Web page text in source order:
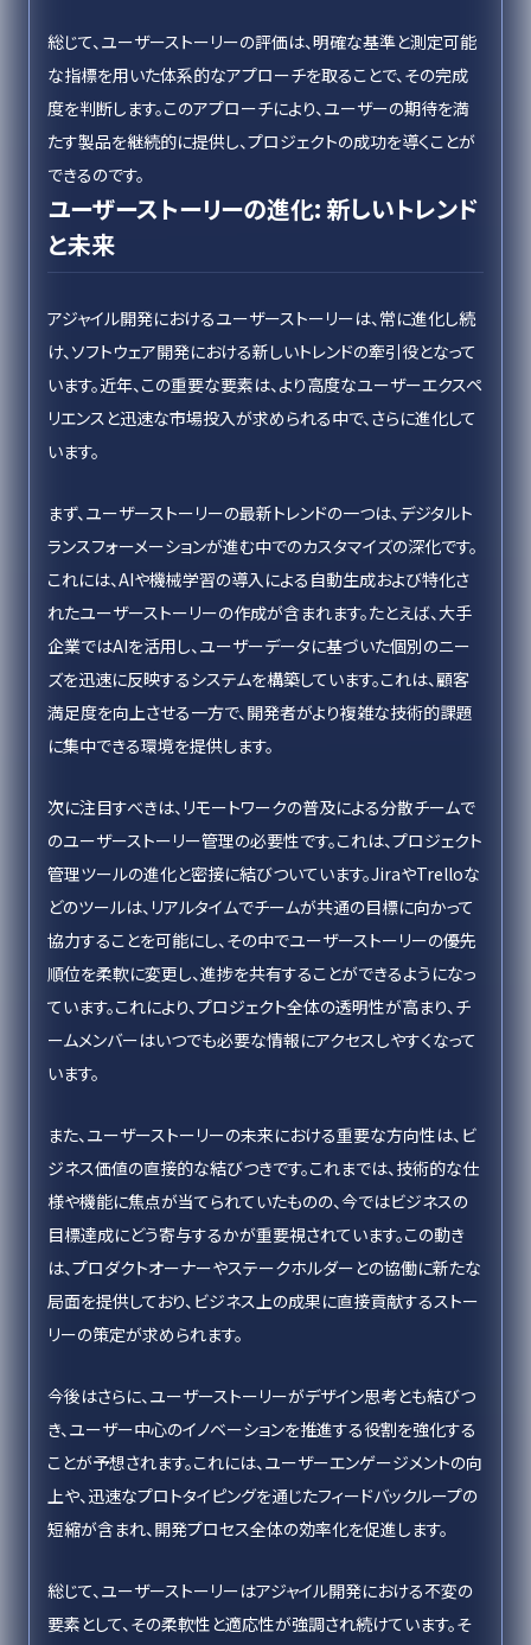
総じて、ユーザーストーリーの評価は、明確な基準と測定可能
な指標を用いた体系的なアプローチを取ることで、その完成
度を判断します。このアプローチにより、ユーザーの期待を満
たす製品を継続的に提供し、プロジェクトの成功を導くことが
できるのです。
ユーザーストーリーの進化: 新しいトレンド
と未来
アジャイル開発におけるユーザーストーリーは、常に進化し続
け、ソフトウェア開発における新しいトレンドの牽引役となって
います。近年、この重要な要素は、より高度なユーザーエクスペ
リエンスと迅速な市場投入が求められる中で、さらに進化して
います。
まず、ユーザーストーリーの最新トレンドの一つは、デジタルト
ランスフォーメーションが進む中でのカスタマイズの深化です。
これには、AIや機械学習の導入による自動生成および特化さ
れたユーザーストーリーの作成が含まれます。たとえば、大手
企業ではAIを活用し、ユーザーデータに基づいた個別のニー
ズを迅速に反映するシステムを構築しています。これは、顧客
満足度を向上させる一方で、開発者がより複雑な技術的課題
に集中できる環境を提供します。
次に注目すべきは、リモートワークの普及による分散チームで
のユーザーストーリー管理の必要性です。これは、プロジェクト
管理ツールの進化と密接に結びついています。JiraやTrelloな
どのツールは、リアルタイムでチームが共通の目標に向かって
協力することを可能にし、その中でユーザーストーリーの優先
順位を柔軟に変更し、進捗を共有することができるようになっ
ています。これにより、プロジェクト全体の透明性が高まり、チ
ームメンバーはいつでも必要な情報にアクセスしやすくなって
います。
また、ユーザーストーリーの未来における重要な方向性は、ビ
ジネス価値の直接的な結びつきです。これまでは、技術的な仕
様や機能に焦点が当てられていたものの、今ではビジネスの
目標達成にどう寄与するかが重要視されています。この動き
は、プロダクトオーナーやステークホルダーとの協働に新たな
局面を提供しており、ビジネス上の成果に直接貢献するストー
リーの策定が求められます。
今後はさらに、ユーザーストーリーがデザイン思考とも結びつ
き、ユーザー中心のイノベーションを推進する役割を強化する
ことが予想されます。これには、ユーザーエンゲージメントの向
上や、迅速なプロトタイピングを通じたフィードバックループの
短縮が含まれ、開発プロセス全体の効率化を促進します。
総じて、ユーザーストーリーはアジャイル開発における不変の
要素として、その柔軟性と適応性が強調され続けています。そ